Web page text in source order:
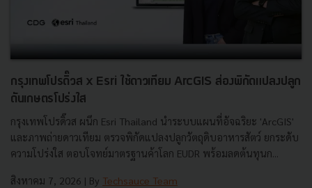
กรุงเทพโปรดิ๊วส x Esri ใช้ดาวเทียม ArcGIS ส่องพิกัดแปลงปลูก
ดันเกษตรโปร่งใส
กรุงเทพโปรดิ๊วส ผนึก Esri Thailand นำระบบแผนที่อัจฉริยะ 'ArcGIS'
และภาพถ่ายดาวเทียม ตรวจพิกัดแปลงปลูกวัตถุดิบอาหารสัตว์ ยกระดับ
ความโปร่งใส ตอบโจทย์มาตรฐานค้าโลก EUDR พร้อมลดต้นทุนก...
สิงหาคม 7, 2026 | By Techsauce Team